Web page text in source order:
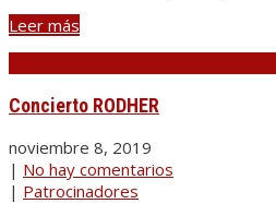
Leer más
Concierto RODHER
noviembre 8, 2019
| No hay comentarios
| Patrocinadores